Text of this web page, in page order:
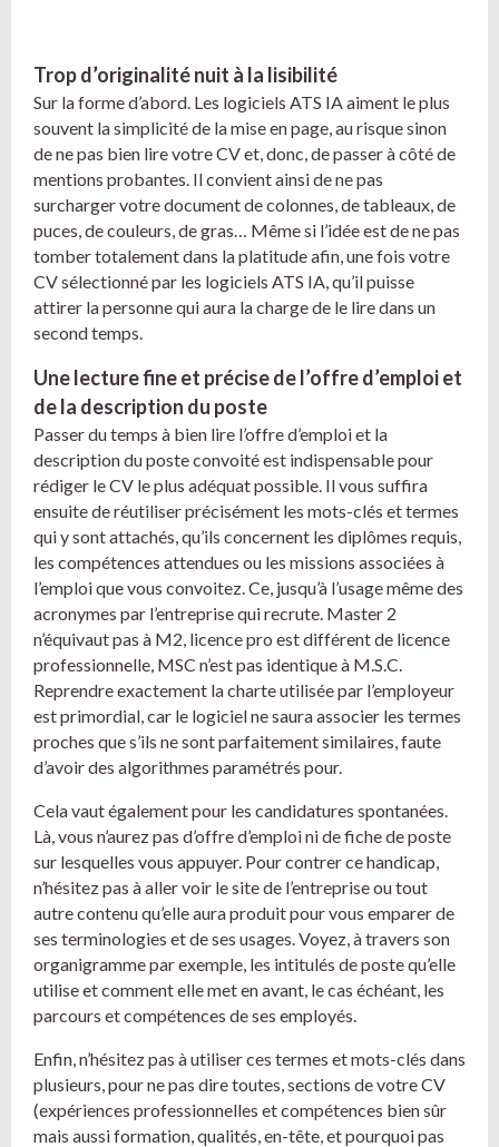
Trop d’originalité nuit à la lisibilité
Sur la forme d’abord. Les logiciels ATS IA aiment le plus
souvent la simplicité de la mise en page, au risque sinon
de ne pas bien lire votre CV et, donc, de passer à côté de
mentions probantes. Il convient ainsi de ne pas
surcharger votre document de colonnes, de tableaux, de
puces, de couleurs, de gras… Même si l’idée est de ne pas
tomber totalement dans la platitude afin, une fois votre
CV sélectionné par les logiciels ATS IA, qu’il puisse
attirer la personne qui aura la charge de le lire dans un
second temps.
Une lecture fine et précise de l’offre d’emploi et
de la description du poste
Passer du temps à bien lire l’offre d’emploi et la
description du poste convoité est indispensable pour
rédiger le CV le plus adéquat possible. Il vous suffira
ensuite de réutiliser précisément les mots-clés et termes
qui y sont attachés, qu’ils concernent les diplômes requis,
les compétences attendues ou les missions associées à
l’emploi que vous convoitez. Ce, jusqu’à l’usage même des
acronymes par l’entreprise qui recrute. Master 2
n’équivaut pas à M2, licence pro est différent de licence
professionnelle, MSC n’est pas identique à M.S.C.
Reprendre exactement la charte utilisée par l’employeur
est primordial, car le logiciel ne saura associer les termes
proches que s’ils ne sont parfaitement similaires, faute
d’avoir des algorithmes paramétrés pour.
Cela vaut également pour les candidatures spontanées.
Là, vous n’aurez pas d’offre d’emploi ni de fiche de poste
sur lesquelles vous appuyer. Pour contrer ce handicap,
n’hésitez pas à aller voir le site de l’entreprise ou tout
autre contenu qu’elle aura produit pour vous emparer de
ses terminologies et de ses usages. Voyez, à travers son
organigramme par exemple, les intitulés de poste qu’elle
utilise et comment elle met en avant, le cas échéant, les
parcours et compétences de ses employés.
Enfin, n’hésitez pas à utiliser ces termes et mots-clés dans
plusieurs, pour ne pas dire toutes, sections de votre CV
(expériences professionnelles et compétences bien sûr
mais aussi formation, qualités, en-tête, et pourquoi pas